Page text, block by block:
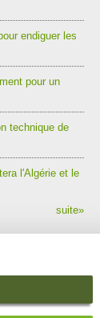
endiguer les
pour un
technique de
l'Algérie et le
suite»